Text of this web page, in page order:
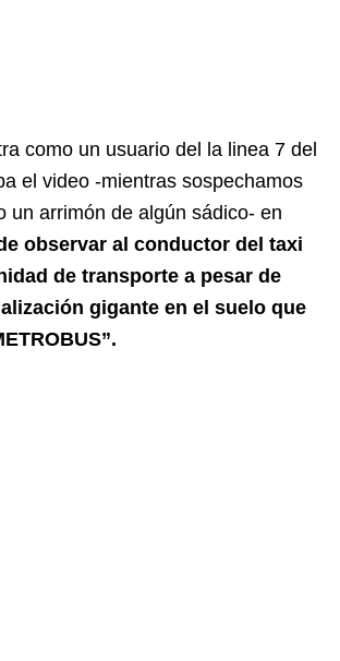
como un usuario del la linea 7 del
el video -mientras sospechamos
un arrimón de algún sádico- en
observar al conductor del taxi
de transporte a pesar de
gigante en el suelo que